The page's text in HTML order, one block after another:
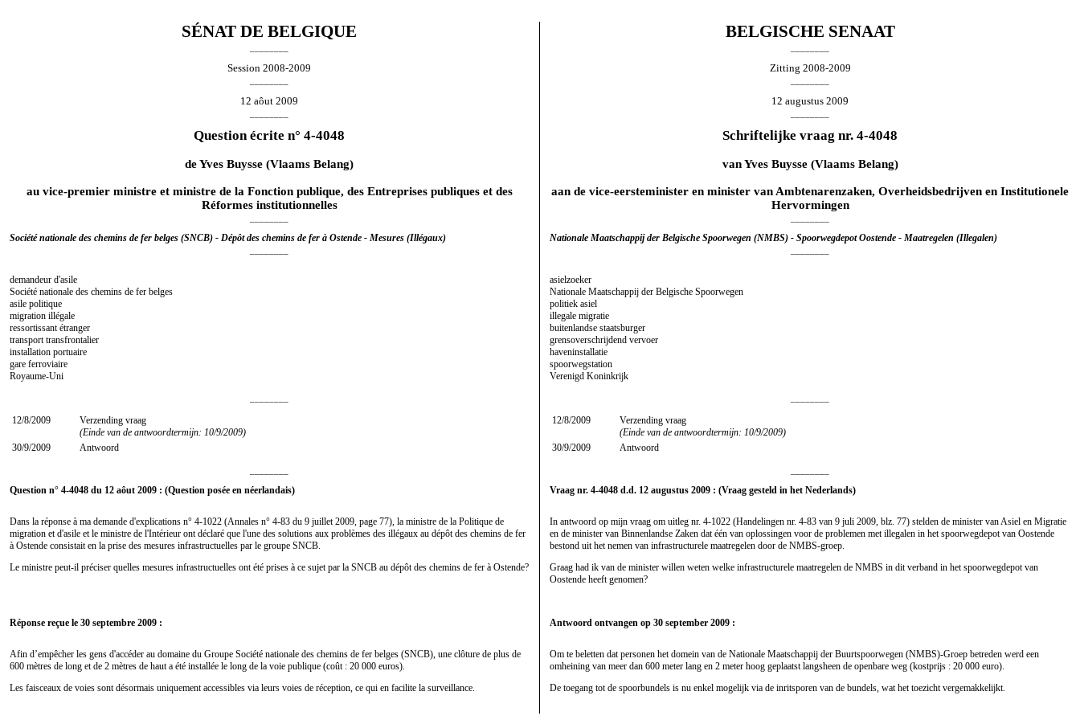
SÉNAT DE BELGIQUE BELGISCHE SENAAT
Session 2008-2009 Zitting 2008-2009
12 aôut 2009 12 augustus 2009
Question écrite n° 4-4048 Schriftelijke vraag nr. 4-4048
deYves Buysse (Vlaams Belang) vanYves Buysse(Vlaams Belang)
au vice-premier ministre et ministre de la Fonction publique, des Entreprises publiques et des
Réformes institutionnelles
aan de vice-eersteminister en minister van Ambtenarenzaken, Overheidsbedrijven en Institutionele
Hervormingen
Société nationale des chemins de fer belges (SNCB) - Dépôt des chemins de fer à Ostende - Mesures (Illégaux) Nationale Maatschappij der Belgische Spoorwegen (NMBS) - Spoorwegdepot Oostende - Maatregelen (Illegalen)
demandeur d'asile
Société nationale des chemins de fer belges
asile politique
migration illégale
ressortissant étranger
transport transfrontalier
installation portuaire
gare ferroviaire
Royaume-Uni
asielzoeker
Nationale Maatschappij der Belgische Spoorwegen
politiek asiel
illegale migratie
buitenlandse staatsburger
grensoverschrijdend vervoer
haveninstallatie
spoorwegstation
Verenigd Koninkrijk
12/8/2009
Verzending vraag
(Einde van de antwoordtermijn: 10/9/2009)
30/9/2009
Antwoord
12/8/2009
Verzending vraag
(Einde van de antwoordtermijn: 10/9/2009)
30/9/2009
Antwoord
Question n° 4-4048 du 12 aôut 2009 : (Question posée en néerlandais) Vraag nr. 4-4048 d.d. 12 augustus 2009 : (Vraag gesteld in het Nederlands)
Dans la réponse à ma demande d'explications n° 4-1022 (Annales n° 4-83 du 9 juillet 2009, page 77), la ministre de la Politique de
migration et d'asile et le ministre de l'Intérieur ont déclaré que l'une des solutions aux problèmes des illégaux au dépôt des chemins de fer
à Ostende consistait en la prise des mesures infrastructuelles par le groupe SNCB.
Le ministre peut-il préciser quelles mesures infrastructuelles ont été prises à ce sujet par la SNCB au dépôt des chemins de fer à Ostende?
In antwoord op mijn vraag om uitleg nr. 4-1022 (Handelingen nr. 4-83 van 9 juli 2009, blz. 77) stelden de minister van Asiel en Migratie
en de minister van Binnenlandse Zaken dat één van oplossingen voor de problemen met illegalen in het spoorwegdepot van Oostende
bestond uit het nemen van infrastructurele maatregelen door de NMBS-groep.
Graag had ik van de minister willen weten welke infrastructurele maatregelen de NMBS in dit verband in het spoorwegdepot van
Oostende heeft genomen?
Réponse reçue le 30 septembre 2009 : Antwoord ontvangen op 30 september 2009 :
Afin d’empêcher les gens d'accéder au domaine du Groupe Société nationale des chemins de fer belges (SNCB), une clôture de plus de
600 mètres de long et de 2 mètres de haut a été installée le long de la voie publique (coût : 20 000 euros).
Les faisceaux de voies sont désormais uniquement accessibles via leurs voies de réception, ce qui en facilite la surveillance.
Om te beletten dat personen het domein van de Nationale Maatschappij der Buurtspoorwegen (NMBS)-Groep betreden werd een
omheining van meer dan 600 meter lang en 2 meter hoog geplaatst langsheen de openbare weg (kostprijs : 20 000 euro).
De toegang tot de spoorbundels is nu enkel mogelijk via de inritsporen van de bundels, wat het toezicht vergemakkelijkt.